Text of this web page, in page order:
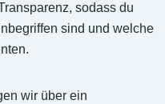
sodass du
sind und welche
wir über ein